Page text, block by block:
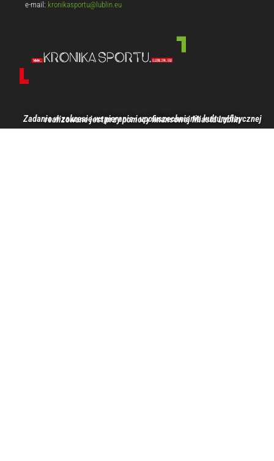
e-mail: kronikasportu@lublin.eu
Zadanie w zakresie wspierania i upowszechniania kultury fizycznej realizowane jest przy pomocy finansowej Miasta Lublin